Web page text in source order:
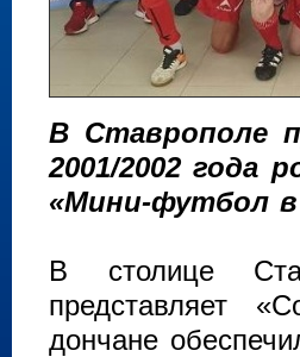
В Ставрополе
2001/2002 года
«Мини-футбол
В столице
представляет
дончане